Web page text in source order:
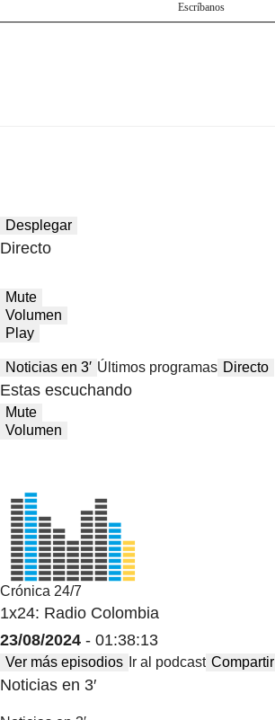
Escríbanos
Desplegar
Directo
Mute
Volumen
Play
Noticias en 3′ Últimos programas Directo
Estas escuchando
Mute
Volumen
Crónica 24/7
1x24: Radio Colombia
23/08/2024 - 01:38:13
Ver más episodios Ir al podcast Compartir
Noticias en 3′